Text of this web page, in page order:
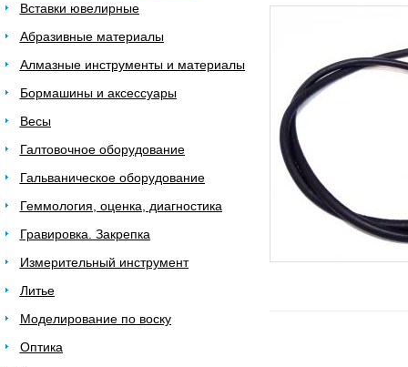
Вставки ювелирные
Абразивные материалы
Алмазные инструменты и материалы
Бормашины и аксессуары
Весы
Галтовочное оборудование
Гальваническое оборудование
Геммология, оценка, диагностика
Гравировка. Закрепка
Измерительный инструмент
Литье
Моделирование по воску
Оптика